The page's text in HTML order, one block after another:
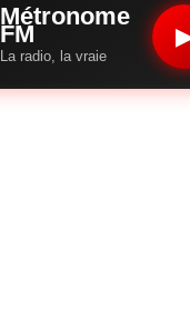
Métronome
FM
La radio, la vraie